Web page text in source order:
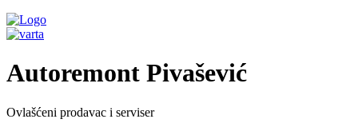
Autoremont Pivašević
Ovlašćeni prodavac i serviser